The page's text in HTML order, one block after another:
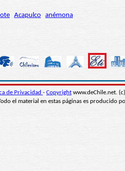
Acapulco anémona
de Privacidad - Copyright www.deChile.net.
el material en estas páginas es producido